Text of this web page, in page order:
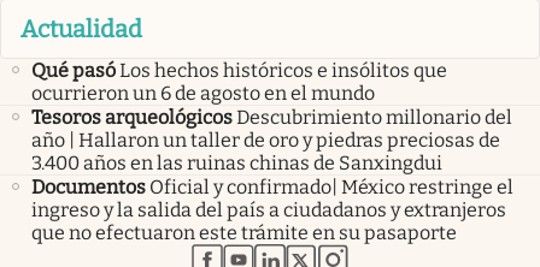
Actualidad
Qué pasóLos hechos históricos e insólitos que
ocurrieron un 6 de agosto en el mundo
Tesoros arqueológicosDescubrimiento millonario del
año | Hallaron un taller de oro y piedras preciosas de
3.400 años en las ruinas chinas de Sanxingdui
Documentos Oficial y confirmado| México restringe el
ingreso y la salida del país a ciudadanos y extranjeros
que no efectuaron este trámite en su pasaporte
abre en nueva pestaña
abre en nueva pestaña
abre en nueva pestaña
abre en nueva pestaña
abre en nueva pestaña